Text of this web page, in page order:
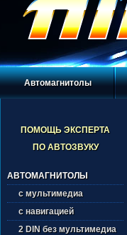
Автомагнитолы
ПОМОЩЬ ЭКСПЕРТА
ПО АВТОЗВУКУ
АВТОМАГНИТОЛЫ
с мультимедиа
с навигацией
2 DIN без мультимедиа